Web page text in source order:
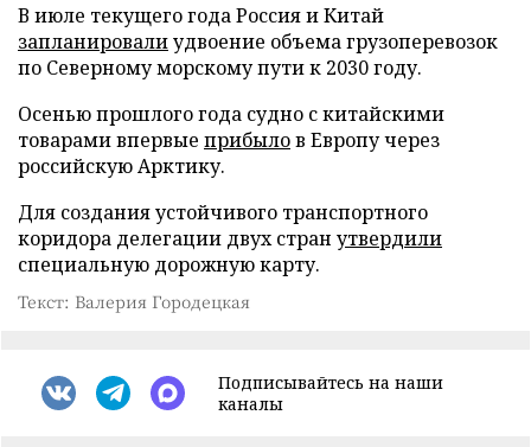
В июле текущего года Россия и Китай
запланировалиудвоение объема грузоперевозок
по Северному морскому пути к 2030 году.
Осенью прошлого года судно с китайскими
товарами впервые прибылов Европу через
российскую Арктику.
Для создания устойчивого транспортного
коридора делегации двух стран утвердили
специальную дорожную карту.
Текст: Валерия Городецкая
Подписывайтесь на наши
каналы